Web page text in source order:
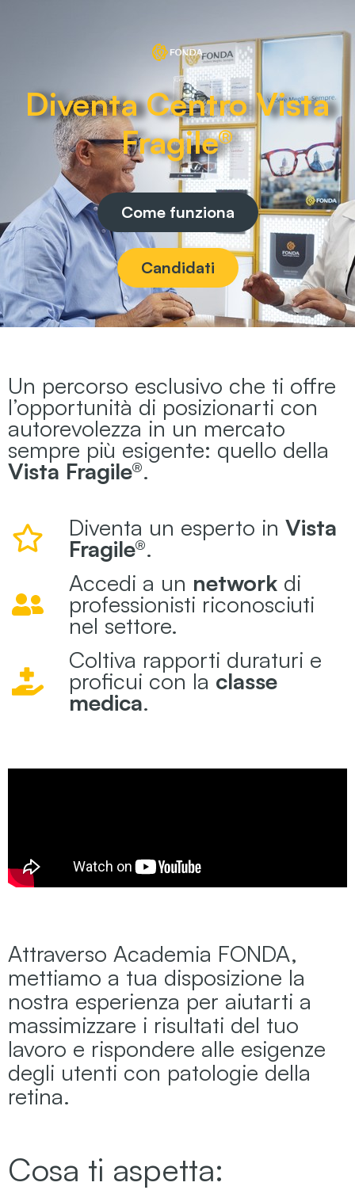
Diventa Centro Vista
Fragile®
Come funziona
Candidati
Un percorso esclusivo che ti offre
l’opportunità di posizionarti con
autorevolezza in un mercato
sempre più esigente: quello della
Vista Fragile®.
Diventa un esperto in Vista
Fragile®.
Accedi a un network di
professionisti riconosciuti
nel settore.
Coltiva rapporti duraturi e
proficui con la classe
medica.
Attraverso Academia FONDA,
mettiamo a tua disposizione la
nostra esperienza per aiutarti a
massimizzare i risultati del tuo
lavoro e rispondere alle esigenze
degli utenti con patologie della
retina.
Cosa ti aspetta: